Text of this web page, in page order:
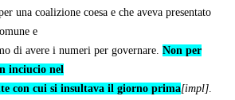
una coalizione coesa e che aveva presentato
e
di avere i numeri per governare. Non per
inciucio nel
con cui si insultava il giorno prima[impl].